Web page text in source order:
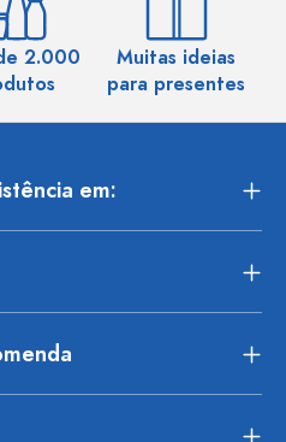
2.000
Muitas ideias
para presentes
em: